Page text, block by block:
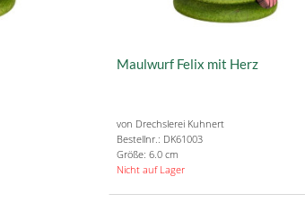
Maulwurf Felix mit Herz
von Drechslerei Kuhnert
Bestellnr.: DK61003
Größe: 6.0 cm
Nicht auf Lager